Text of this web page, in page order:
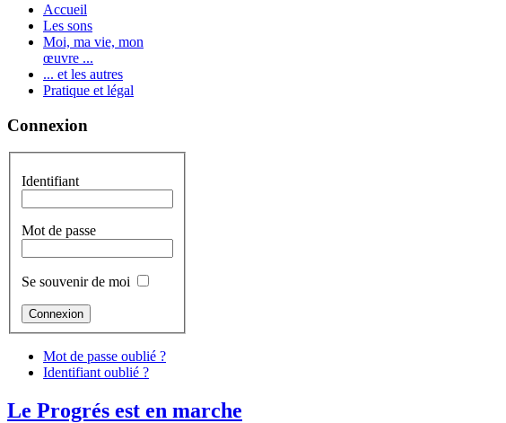
Accueil
Les sons
Moi, ma vie, mon
œuvre ...
... et les autres
Pratique et légal
Connexion
Identifiant
Mot de passe
Se souvenir de moi
Mot de passe oublié ?
Identifiant oublié ?
Le Progrés est en marche